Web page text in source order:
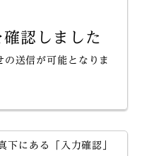
確認しました
送信が可能となりま
下にある「入力確認」